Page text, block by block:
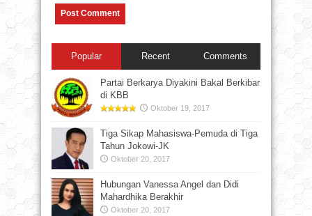
Popular Recent Comments
Partai Berkarya Diyakini Bakal Berkibar
di KBB
Oktober 19, 2017
Tiga Sikap Mahasiswa-Pemuda di Tiga
Tahun Jokowi-JK
Oktober 20, 2017
Hubungan Vanessa Angel dan Didi
Mahardhika Berakhir
Oktober 20, 2017